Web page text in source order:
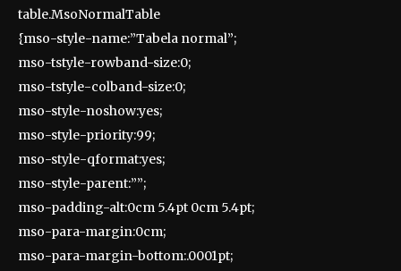
table.MsoNormalTable
{mso-style-name:”Tabela normal”;
mso-tstyle-rowband-size:0;
mso-tstyle-colband-size:0;
mso-style-noshow:yes;
mso-style-priority:99;
mso-style-qformat:yes;
mso-style-parent:””;
mso-padding-alt:0cm 5.4pt 0cm 5.4pt;
mso-para-margin:0cm;
mso-para-margin-bottom:.0001pt;